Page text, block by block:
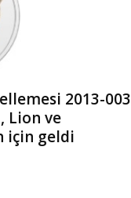
2013-003
Lion ve
için geldi